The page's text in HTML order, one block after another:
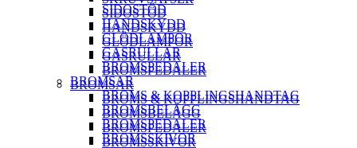
SIDOSTÖD
HANDSKYDD
GLÖDLAMPOR
GASRULLAR
BROMSPEDALER
BROMSAR
BROMS & KOPPLINGSHANDTAG
BROMSBELÄGG
BROMSPEDALER
BROMSSKIVOR
SIDOSTÖD
HANDSKYDD
GLÖDLAMPOR
GASRULLAR
BROMSPEDALER
BROMSAR
BROMS & KOPPLINGSHANDTAG
BROMSBELÄGG
BROMSPEDALER
BROMSSKIVOR